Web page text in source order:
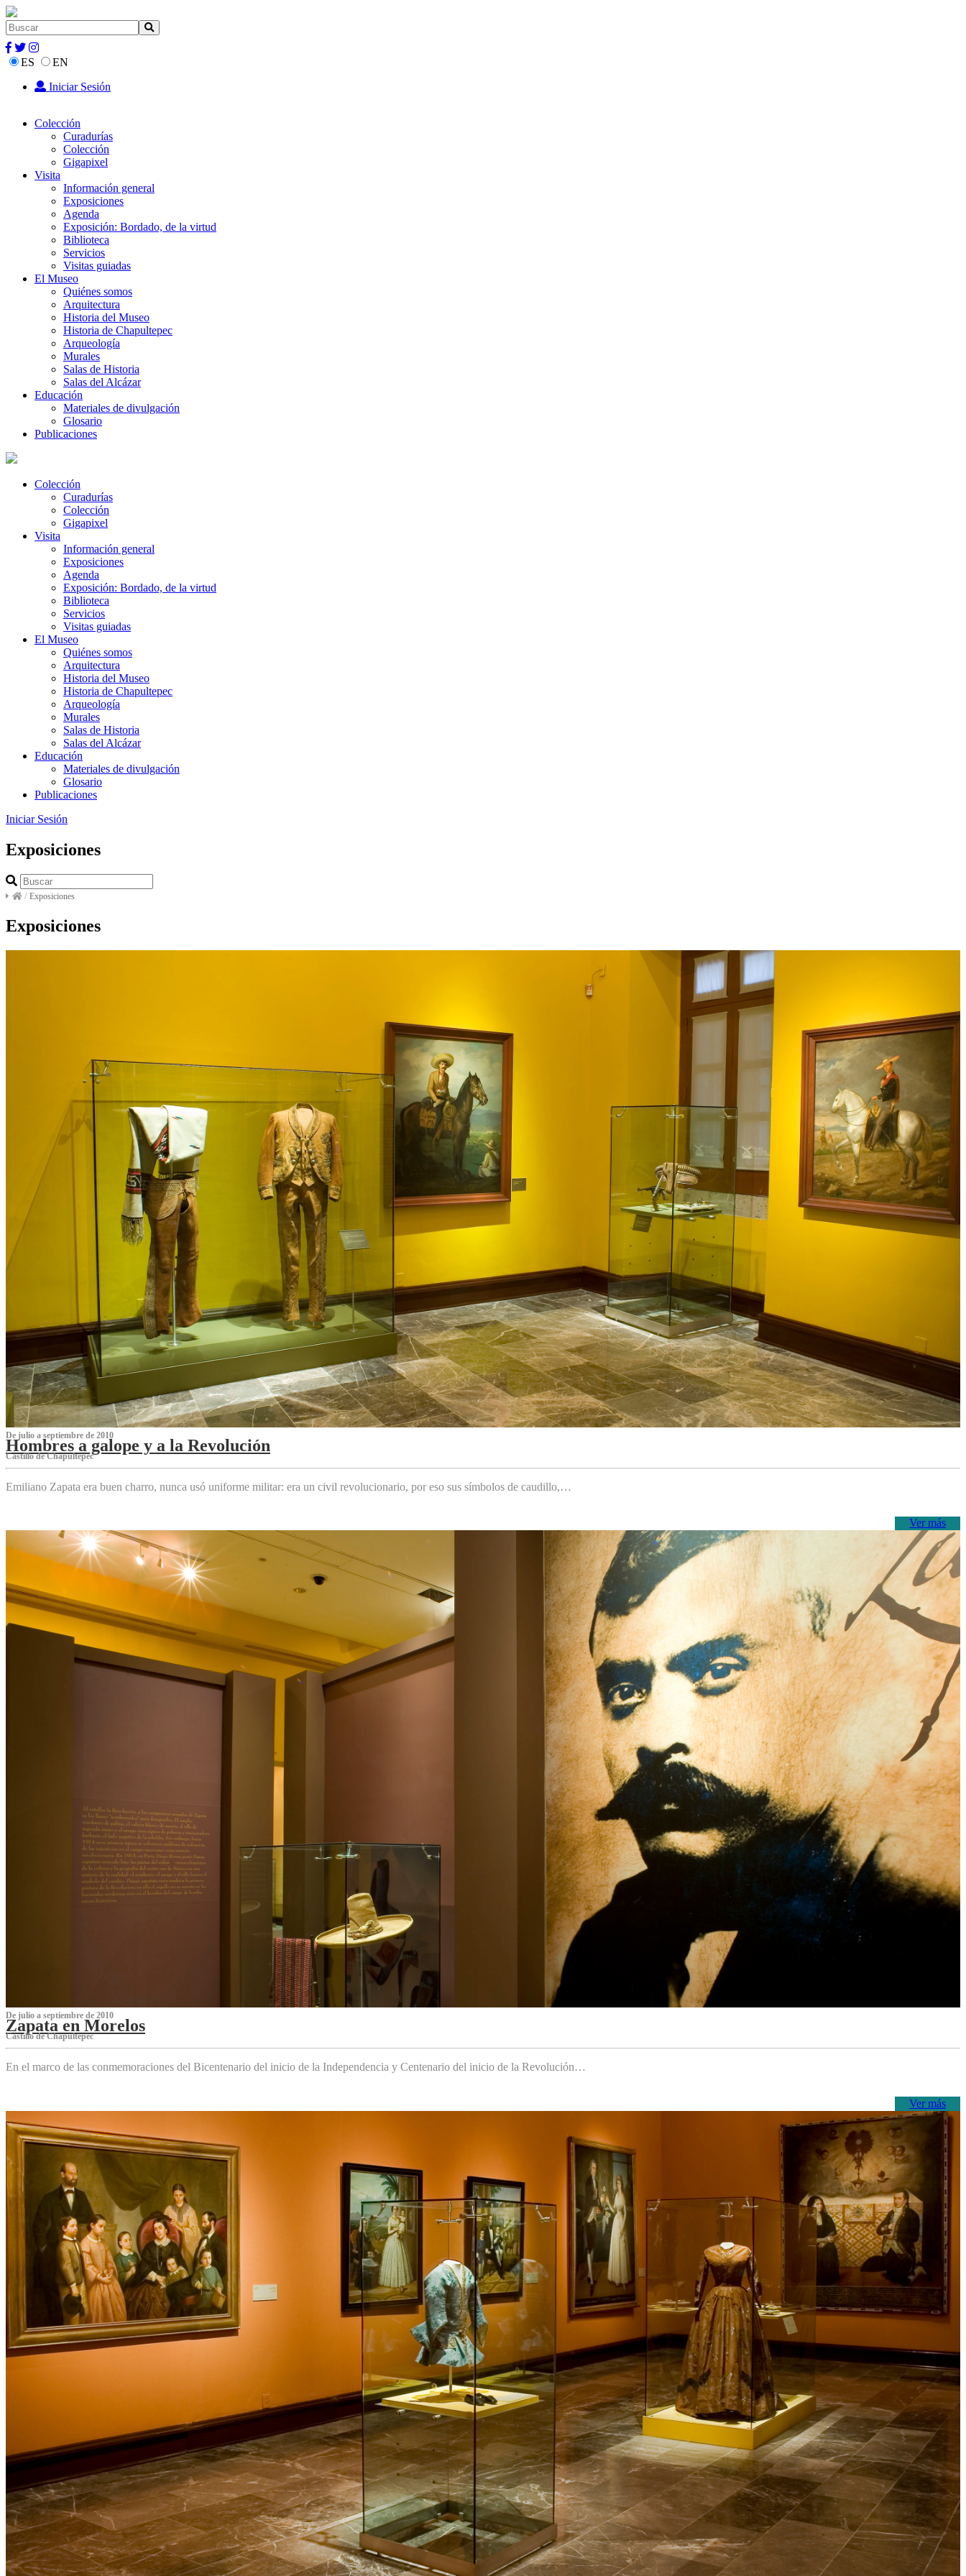
ES
EN
Iniciar Sesión
Colección
Curadurías
Colección
Gigapixel
Visita
Información general
Exposiciones
Agenda
Exposición: Bordado, de la virtud
Biblioteca
Servicios
Visitas guiadas
El Museo
Quiénes somos
Arquitectura
Historia del Museo
Historia de Chapultepec
Arqueología
Murales
Salas de Historia
Salas del Alcázar
Educación
Materiales de divulgación
Glosario
Publicaciones
Colección
Curadurías
Colección
Gigapixel
Visita
Información general
Exposiciones
Agenda
Exposición: Bordado, de la virtud
Biblioteca
Servicios
Visitas guiadas
El Museo
Quiénes somos
Arquitectura
Historia del Museo
Historia de Chapultepec
Arqueología
Murales
Salas de Historia
Salas del Alcázar
Educación
Materiales de divulgación
Glosario
Publicaciones
Iniciar Sesión
Exposiciones
/ Exposiciones
Exposiciones
De julio a septiembre de 2010
Hombres a galope y a la Revolución
Castillo de Chapultepec
Emiliano Zapata era buen charro, nunca usó uniforme militar: era un civil revolucionario, por eso sus símbolos de caudillo,…
Ver más
De julio a septiembre de 2010
Zapata en Morelos
Castillo de Chapultepec
En el marco de las conmemoraciones del Bicentenario del inicio de la Independencia y Centenario del inicio de la Revolución…
Ver más